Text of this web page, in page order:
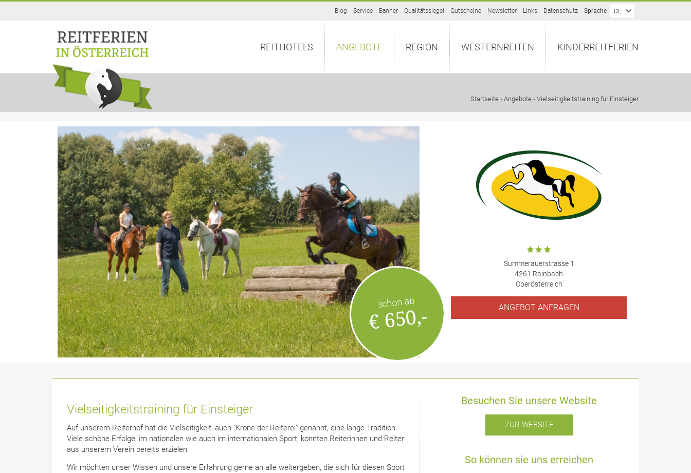
Blog Service Banner Qualitätssiegel Gutscheine Newsletter Links Datenschutz Sprache DE
REITHOTELS ANGEBOTE REGION WESTERNREITEN KINDERREITFERIEN
Startseite › Angebote › Vielseitigkeitstraining für Einsteiger
schon ab
€ 650,-
Summerauerstrasse 1
4261 Rainbach
Oberösterreich
ANGEBOT ANFRAGEN
Vielseitigkeitstraining für Einsteiger
Auf unserem Reiterhof hat die Vielseitigkeit, auch "Krone der Reiterei" genannt, eine lange Tradition.
Viele schöne Erfolge, im nationalen wie auch im internationalen Sport, konnten Reiterinnen und Reiter
aus unserem Verein bereits erzielen.
Wir möchten unser Wissen und unsere Erfahrung gerne an alle weitergeben, die sich für diesen Sport
Besuchen Sie unsere Website
ZUR WEBSITE
So können sie uns erreichen